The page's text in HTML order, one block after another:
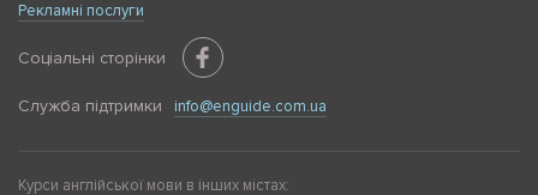
Рекламні послуги
Соціальні сторінки
Служба підтримки info@enguide.com.ua
Курси англійської мови в інших містах: